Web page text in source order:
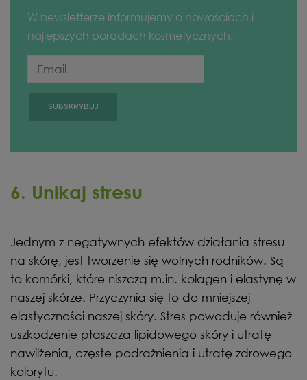
W newsletterze informujemy o nowościach i
najlepszych poradach kosmetycznych.
6. Unikaj stresu
Jednym z negatywnych efektów działania stresu
na skórę, jest tworzenie się wolnych rodników. Są
to komórki, które niszczą m.in. kolagen i elastynę w
naszej skórze. Przyczynia się to do mniejszej
elastyczności naszej skóry. Stres powoduje również
uszkodzenie płaszcza lipidowego skóry i utratę
nawilżenia, częste podrażnienia i utratę zdrowego
kolorytu.